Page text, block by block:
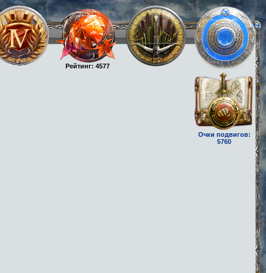
Рейтинг: 4577
Очки подвигов:
5760